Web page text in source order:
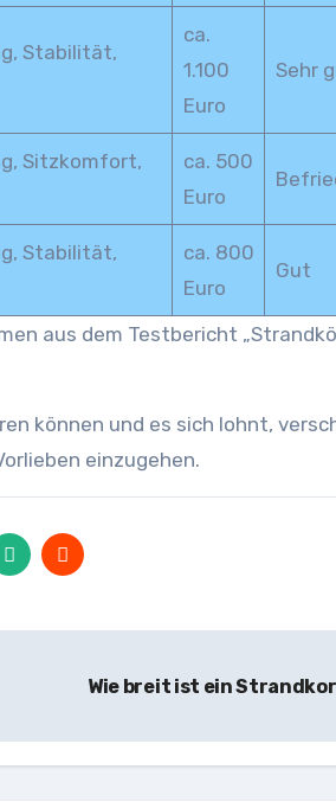
Stabilität,
ca.
1.100
Euro
Sehr
Sitzkomfort,
ca. 500
Euro
Stabilität,
ca. 800
Euro
Gut
aus dem Testbericht
können und es sich lohnt,
einzugehen.
Wie breit ist ein